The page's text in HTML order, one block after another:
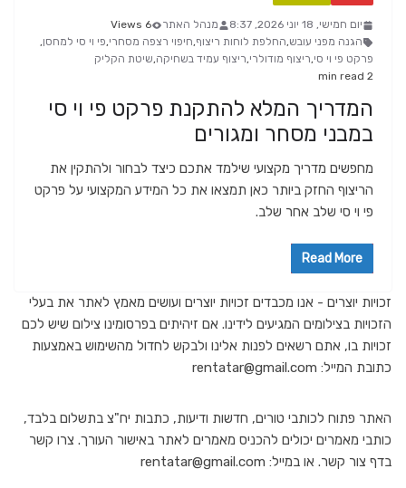
יום חמישי, 18 יוני 2026, 8:37 מנהל האתר
6 Views
הגנה מפני עובש,החלפת לוחות ריצוף,חיפוי רצפה מסחרי,פי וי סי למחסן,
פרקט פי וי סי,ריצוף מודולרי,ריצוף עמיד בשחיקה,שיטת הקליק
2 min read
המדריך המלא להתקנת פרקט פי וי סי
במבני מסחר ומגורים
מחפשים מדריך מקצועי שילמד אתכם כיצד לבחור ולהתקין את
הריצוף החזק ביותר כאן תמצאו את כל המידע המקצועי על פרקט
פי וי סי שלב אחר שלב.
Read More
זכויות יוצרים - אנו מכבדים זכויות יוצרים ועושים מאמץ לאתר את בעלי
הזכויות בצילומים המגיעים לידינו. אם זיהיתים בפרסומינו צילום שיש לכם
זכויות בו, אתם רשאים לפנות אלינו ולבקש לחדול מהשימוש באמצעות
כתובת המייל: rentatar@gmail.com
האתר פתוח לכותבי טורים, חדשות ודיעות, כתבות יח"צ בתשלום בלבד,
כותבי מאמרים יכולים להכניס מאמרים לאתר באישור העורך. צרו קשר
בדף צור קשר. או במייל: rentatar@gmail.com